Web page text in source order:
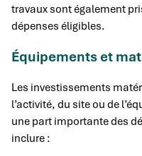
travaux sont également
dépenses éligibles.
Équipements et
Les investissements
l’activité, du site ou de
une part importante des
inclure :